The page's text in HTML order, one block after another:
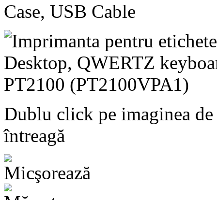
Case, USB Cable
Dublu click pe imaginea de
întreagă